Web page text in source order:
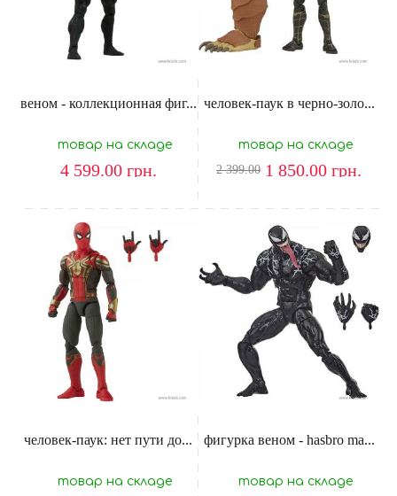
веном - коллекционная фиг...
товар на складе
4 599.00 грн.
человек-паук в черно-золо...
товар на складе
2 399.00 1 850.00 грн.
человек-паук: нет пути до...
товар на складе
фигурка веном - hasbro ma...
товар на складе